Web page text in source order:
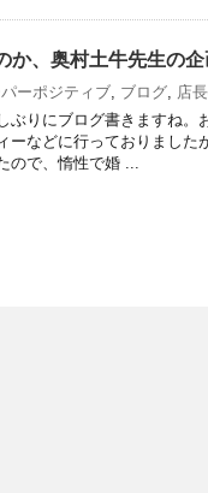
か、奥村土牛先生の
ーポジティブ, ブログ, 店
ぶりにブログ書きますね。
ーなどに行っておりました
ので、惰性で婚 ...